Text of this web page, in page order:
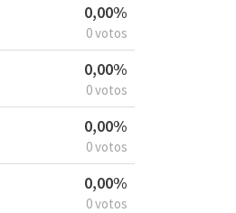
0,00%
0 votos
0,00%
0 votos
0,00%
0 votos
0,00%
0 votos